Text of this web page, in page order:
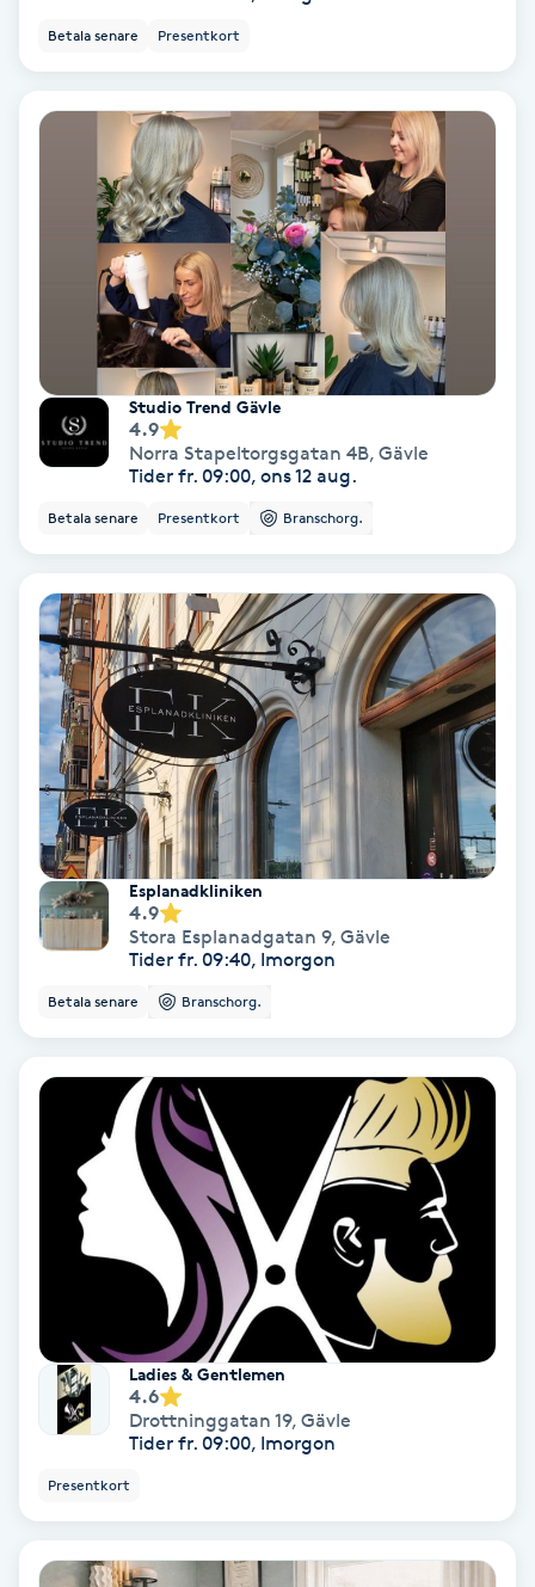
Läpptatuering
Manikyr & Pedikyr
Medial vägledning
Medicinsk massage
Megavolymfransar
Melasma
Mesoterapi
MicroPen
Microshading
Nagelförlängning akryl
Nagelförlängning gelé
Nagelförlängning glasfiber
Nagelförlängning silke
Nagelförstärkning
Betala senare Presentkort
Studio Trend Gävle
4.9
Norra Stapeltorgsgatan 4B, Gävle
Tider fr. 09:00, ons 12 aug.
Betala senare Presentkort Branschorg.
Esplanadkliniken
4.9
Stora Esplanadgatan 9, Gävle
Tider fr. 09:40, Imorgon
Betala senare Branschorg.
Ladies & Gentlemen
4.6
Drottninggatan 19, Gävle
Tider fr. 09:00, Imorgon
Presentkort